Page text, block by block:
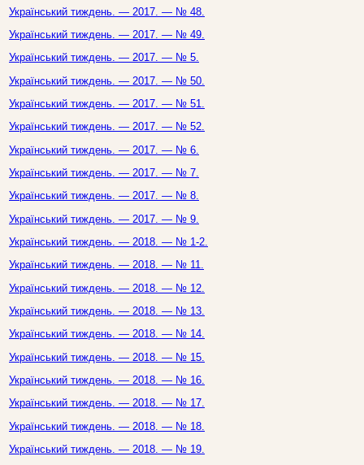
Український тиждень. — 2017. — № 48.
Український тиждень. — 2017. — № 49.
Український тиждень. — 2017. — № 5.
Український тиждень. — 2017. — № 50.
Український тиждень. — 2017. — № 51.
Український тиждень. — 2017. — № 52.
Український тиждень. — 2017. — № 6.
Український тиждень. — 2017. — № 7.
Український тиждень. — 2017. — № 8.
Український тиждень. — 2017. — № 9.
Український тиждень. — 2018. — № 1-2.
Український тиждень. — 2018. — № 11.
Український тиждень. — 2018. — № 12.
Український тиждень. — 2018. — № 13.
Український тиждень. — 2018. — № 14.
Український тиждень. — 2018. — № 15.
Український тиждень. — 2018. — № 16.
Український тиждень. — 2018. — № 17.
Український тиждень. — 2018. — № 18.
Український тиждень. — 2018. — № 19.